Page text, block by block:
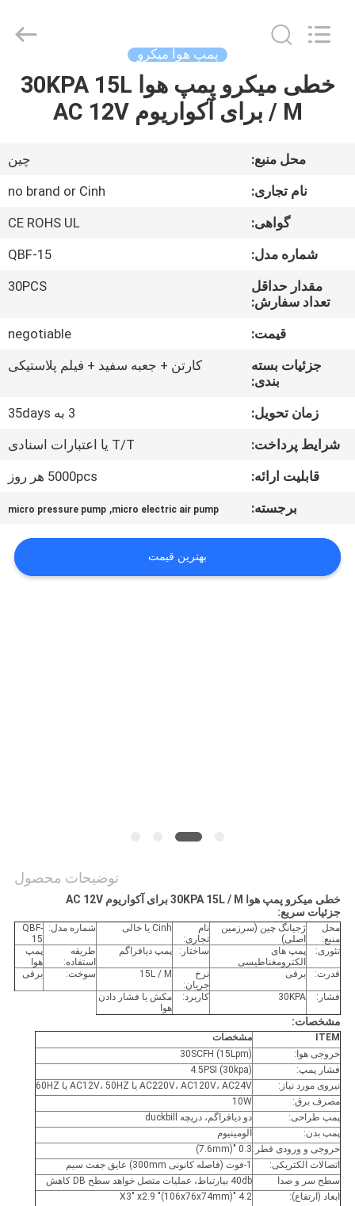
خانه
درباره
کارخانه
کیفیت
ما
تماس
اخبار
co.,limited.
پمپ هوا میکرو
خطی میکرو پمپ هوا 30KPA 15L
/ M برای آکواریوم AC 12V
محل منبع:
چین
نام تجاری:
no brand or Cinh
گواهی:
CE ROHS UL
شماره مدل:
QBF-15
مقدار حداقل
تعداد سفارش:
30PCS
قیمت:
negotiable
جزئیات بسته
بندی:
کارتن + جعبه سفید + فیلم پلاستیکی
زمان تحویل:
3 به 35days
شرایط پرداخت:
T/T یا اعتبارات اسنادی
قابلیت ارائه:
5000pcs هر روز
برجسته:
micro electric air pump
,
micro pressure pump
بهترین قیمت
توضیحات محصول
خطی میکرو پمپ هوا 30KPA 15L / M برای آکواریوم AC 12V
جزئیات سریع:
محل
منبع:
ژجیانگ چین (سرزمین
اصلی)
نام
تجاری:
Cinh یا خالی شماره مدل: QBF-
15
تئوری:
پمپ های
الکترومغناطیسی
ساختار: پمپ دیافراگم
طریقه
استفاده:
پمپ
هوا
قدرت:
برقی
نرخ
جریان:
15L / M سوخت: برقی
فشار: 30KPA کاربرد:
مکش یا فشار دادن
هوا
مشخصات:
ITEM
مشخصات
خروجی هوا:
30SCFH (15Lpm)
فشار پمپ:
4.5PSI (30kpa)
نیروی مورد نیاز:
AC220V، AC120V، AC24V یا AC12V، 50HZ یا 60HZ
مصرف برق:
10W
پمپ طراحی:
دو دیافراگم، دریچه duckbill
پمپ بدن:
آلومینیوم
خروجی و ورودی قطر: 0.3 "(7.6mm)
اتصالات الکتریکی:
1-فوت (فاصله کانونی 300mm) عایق جفت سیم
سطح سر و صدا
40db بیارتباط، عملیات متصل خواهد سطح DB کاهش
ابعاد (ارتفاع):
4.2 "X3" x2.9 "(106x76x74mm)